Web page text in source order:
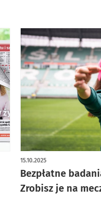
Bezpłatne
Zrobisz je na
15.10.2025